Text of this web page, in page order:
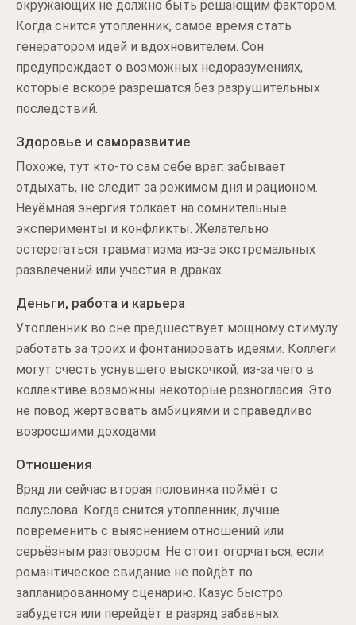
окружающих не должно быть решающим фактором.
Когда снится утопленник, самое время стать
генератором идей и вдохновителем. Сон
предупреждает о возможных недоразумениях,
которые вскоре разрешатся без разрушительных
последствий.
Здоровье и саморазвитие
Похоже, тут кто-то сам себе враг: забывает
отдыхать, не следит за режимом дня и рационом.
Неуёмная энергия толкает на сомнительные
эксперименты и конфликты. Желательно
остерегаться травматизма из-за экстремальных
развлечений или участия в драках.
Деньги, работа и карьера
Утопленник во сне предшествует мощному стимулу
работать за троих и фонтанировать идеями. Коллеги
могут счесть уснувшего выскочкой, из-за чего в
коллективе возможны некоторые разногласия. Это
не повод жертвовать амбициями и справедливо
возросшими доходами.
Отношения
Вряд ли сейчас вторая половинка поймёт с
полуслова. Когда снится утопленник, лучше
повременить с выяснением отношений или
серьёзным разговором. Не стоит огорчаться, если
романтическое свидание не пойдёт по
запланированному сценарию. Казус быстро
забудется или перейдёт в разряд забавных